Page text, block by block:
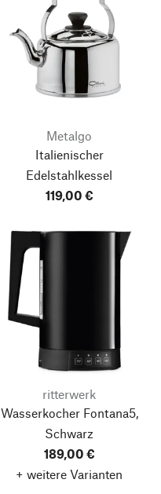
Metalgo
Italienischer
Edelstahlkessel
119,00 €
ritterwerk
Wasserkocher Fontana5,
Schwarz
189,00 €
+ weitere Varianten